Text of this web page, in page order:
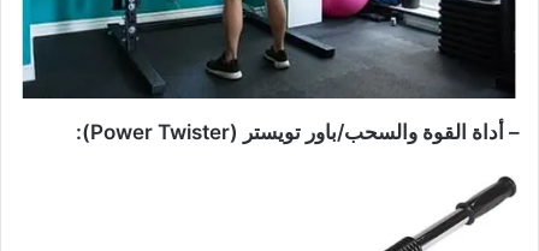
– أداة القوة والسحب/باور تويستر (Power Twister):